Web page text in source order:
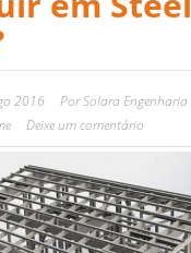
2016 PorSolara Engenharia
Deixe um comentário